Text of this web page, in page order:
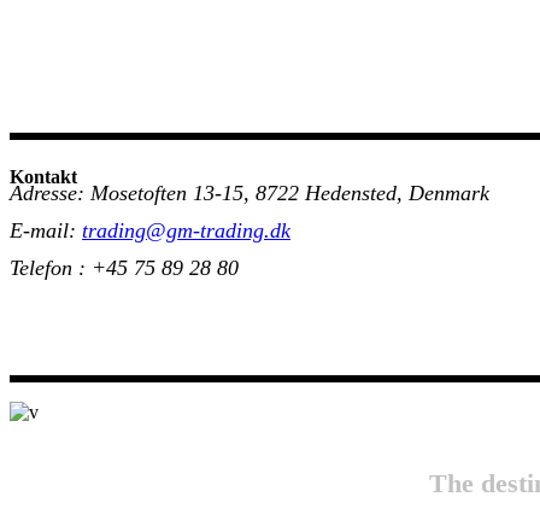
Kontakt
Adresse: Mosetoften 13-15, 8722 Hedensted, Denmark
E-mail: trading@gm-trading.dk
Telefon : +45 75 89 28 80
The